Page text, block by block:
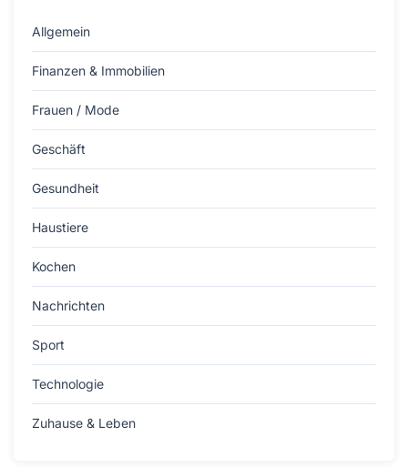
Allgemein
Finanzen & Immobilien
Frauen / Mode
Geschäft
Gesundheit
Haustiere
Kochen
Nachrichten
Sport
Technologie
Zuhause & Leben